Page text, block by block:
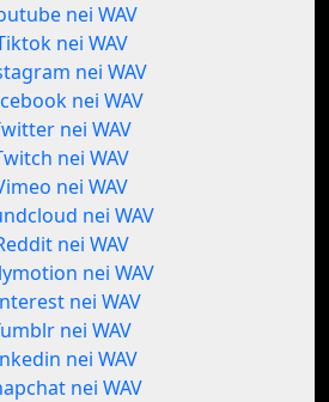
nei WAV
nei WAV
nei WAV
nei WAV
nei WAV
nei WAV
nei WAV
nei WAV
nei WAV
nei WAV
nei WAV
nei WAV
nei WAV
nei WAV